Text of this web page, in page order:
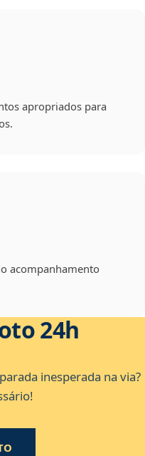
apropriados para
acompanhamento
24h
inesperada na via?